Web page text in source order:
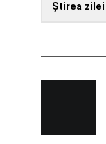
Ştirea zilei